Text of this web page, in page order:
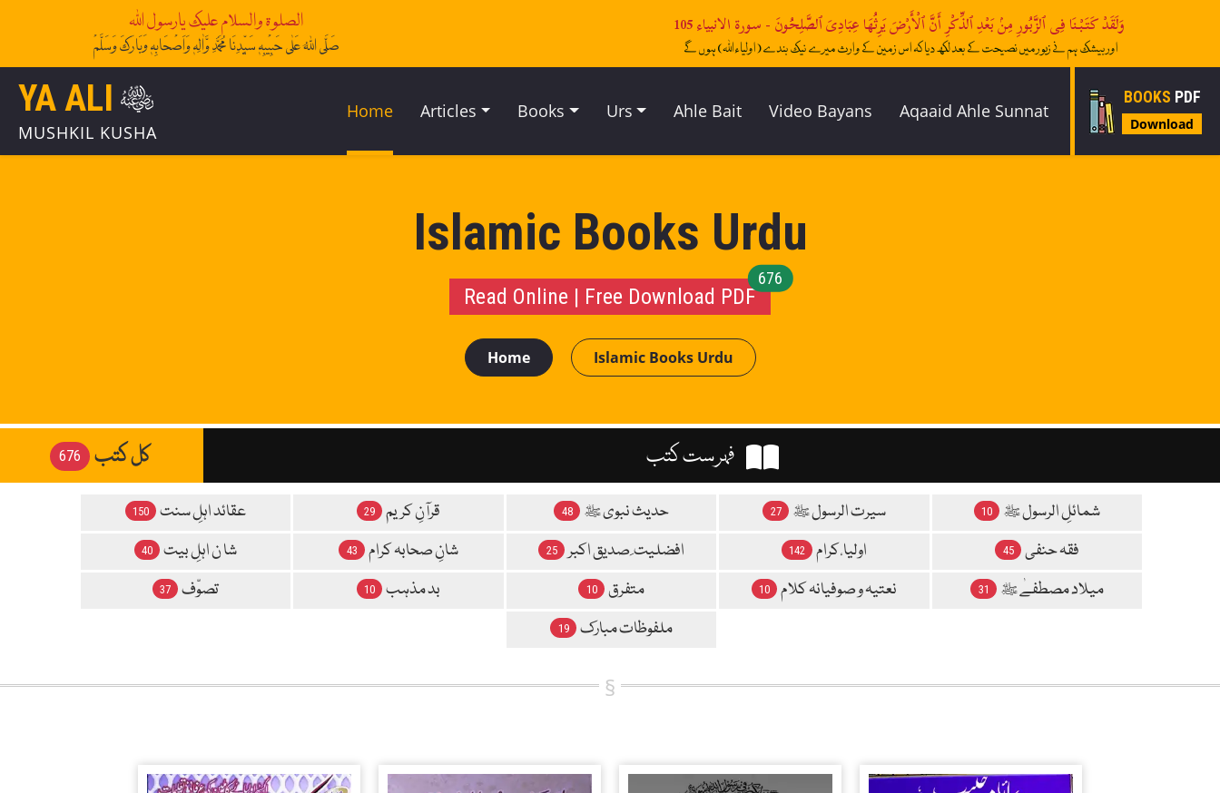
الصلوۃ والسلام علیک یارسول اللہ
صَلَّی اللہُ عَلٰی حَبِیْبِہٖ سَیِّدِنَا مُحَمَّدِ وَّاٰلِہٖ وَاَصْحَابِہٖ وَبَارَکَ وَسَلَّمْ
وَتِلۡكَ ٱلۡجَنَّةُ ٱلَّتِىٓ أُورِثۡتُمُوهَا بِمَا كُنتُمۡ تَعۡمَلُونَ - الزّخرُف - 72
اور یہ ہے وہ جنت جس کے تم (اولیاءاللہ) وارث کیے گئے اپنے اعمال سے
YA ALI
MUSHKIL KUSHA
Home Articles Books Urs Ahle Bait Video Bayans Aqaaid Ahle Sunnat
BOOKS PDF
Download
Islamic Books Urdu
Read Online | Free Download PDF
676 unread messages
Home Islamic Books Urdu
676 کل کتب
150 عقائد اہلِ سنت 29 قرآنِ کریم 48 حدیث نبوی ﷺ 27 سیرت الرسول ﷺ 10 شمائلِ الرسول ﷺ
40 شا ن اہلِ بیت 43 شانِ صحابہ کرام 25 افضلیت ِ صدیق اکبر 142 اولیا ٔ کرام 45 فقہ حنفی
37 تصوّف 10 بد مذہب 10 متفرق 10 نعتیہ و صوفیانہ کلام 31 میلاد مصطفےٰ ﷺ
19 ملفوظات مبارک